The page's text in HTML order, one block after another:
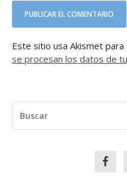
Este sitio usa Akismet para
se procesan los datos de